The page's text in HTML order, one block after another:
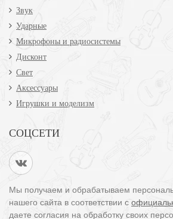
Звук
Ударные
Микрофоны и радиосистемы
Дисконт
Свет
Аксессуары
Игрушки и моделизм
СОЦСЕТИ
Мы получаем и обрабатываем
нашего сайта в соответствии с
даете согласия на обработку своих